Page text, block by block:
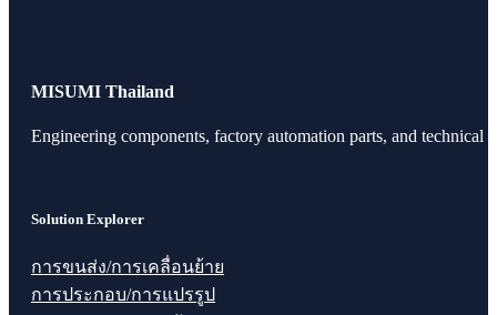
MISUMI Thailand
Engineering components, factory automation parts, and technical
Solution Explorer
การขนส่ง/การเคลื่อนย้าย
การประกอบ/การแปรรูป